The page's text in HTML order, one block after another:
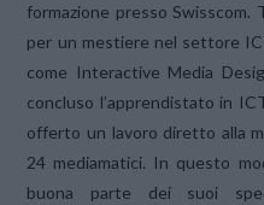
formazione presso
per un mestiere nel settore
come Interactive Media
concluso l’apprendistato in
offerto un lavoro diretto alla
24 mediamatici. In questo
buona parte dei suoi